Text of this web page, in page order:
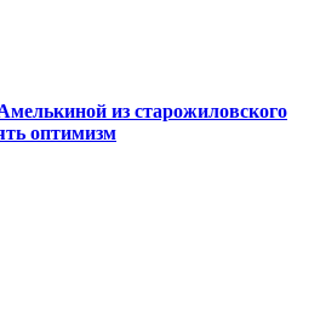
из старожиловского
оптимизм